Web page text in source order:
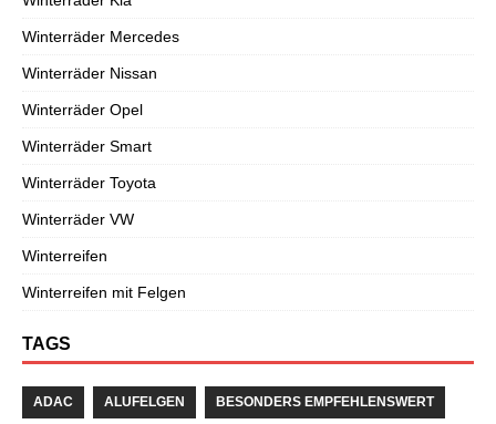
Winterräder Mercedes
Winterräder Nissan
Winterräder Opel
Winterräder Smart
Winterräder Toyota
Winterräder VW
Winterreifen
Winterreifen mit Felgen
TAGS
ADAC ALUFELGEN BESONDERS EMPFEHLENSWERT